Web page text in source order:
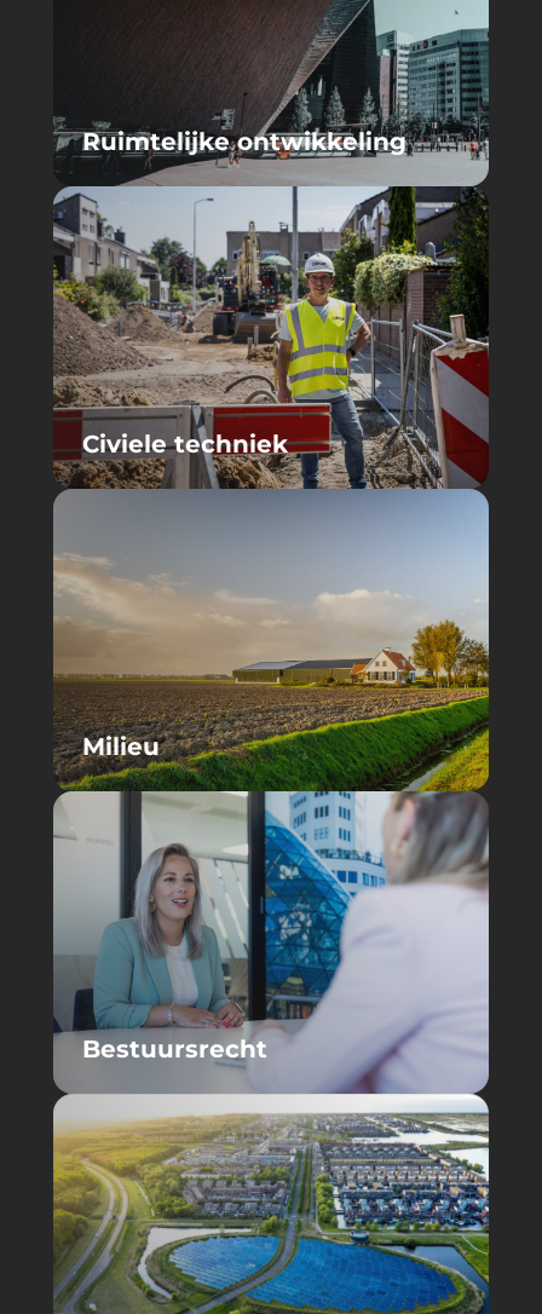
Ruimtelijke ontwikkeling
Civiele techniek
Milieu
Bestuursrecht